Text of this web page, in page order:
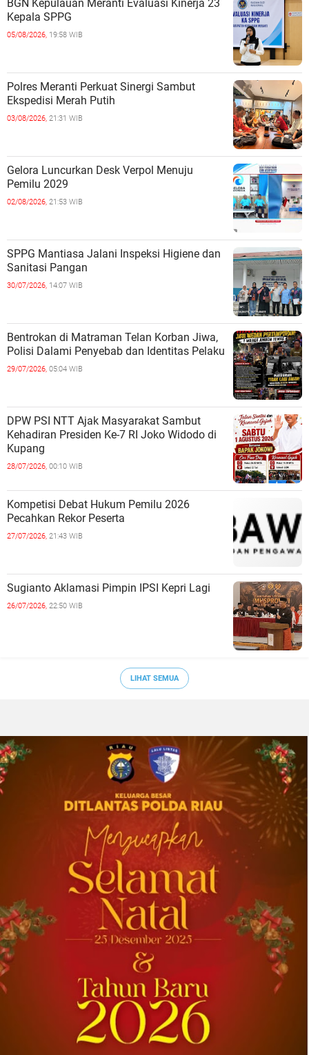
BGN Kepulauan Meranti Evaluasi Kinerja 23
Kepala SPPG
05/08/2026, 19:58 WIB
Polres Meranti Perkuat Sinergi Sambut
Ekspedisi Merah Putih
03/08/2026, 21:31 WIB
Gelora Luncurkan Desk Verpol Menuju
Pemilu 2029
02/08/2026, 21:53 WIB
SPPG Mantiasa Jalani Inspeksi Higiene dan
Sanitasi Pangan
30/07/2026, 14:07 WIB
Bentrokan di Matraman Telan Korban Jiwa,
Polisi Dalami Penyebab dan Identitas Pelaku
29/07/2026, 05:04 WIB
DPW PSI NTT Ajak Masyarakat Sambut
Kehadiran Presiden Ke-7 RI Joko Widodo di
Kupang
28/07/2026, 00:10 WIB
Kompetisi Debat Hukum Pemilu 2026
Pecahkan Rekor Peserta
27/07/2026, 21:43 WIB
Sugianto Aklamasi Pimpin IPSI Kepri Lagi
26/07/2026, 22:50 WIB
LIHAT SEMUA